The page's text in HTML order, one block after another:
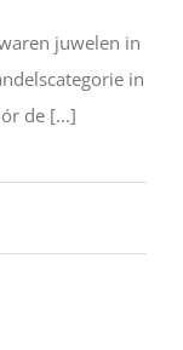
juwelen in
in
de [...]